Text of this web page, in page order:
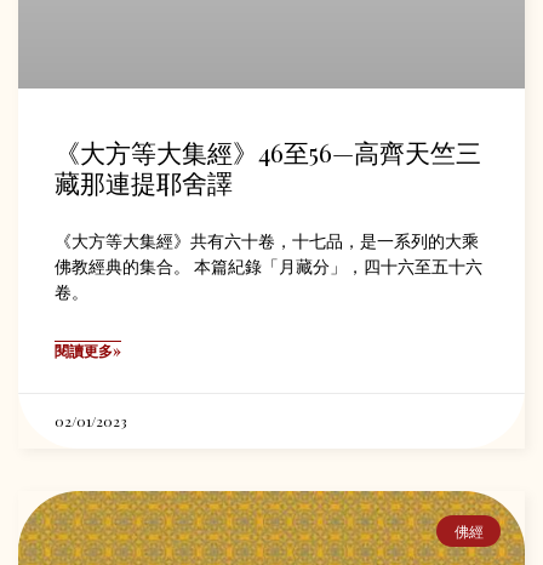
《大方等大集經》46至56—高齊天竺三
藏那連提耶舍譯
《大方等大集經》共有六十卷，十七品，是一系列的大乘
佛教經典的集合。 本篇紀錄「月藏分」，四十六至五十六
卷。
閱讀更多»
02/01/2023
佛經